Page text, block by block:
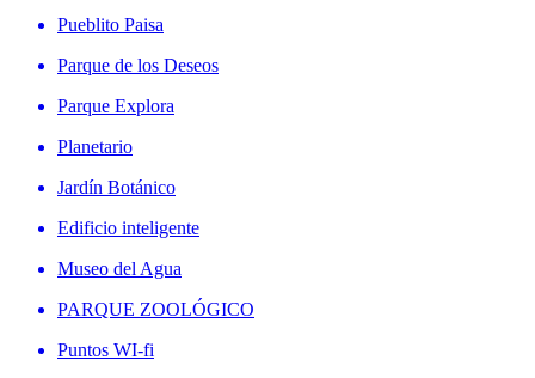
Pueblito Paisa
Parque de los Deseos
Parque Explora
Planetario
Jardín Botánico
Edificio inteligente
Museo del Agua
PARQUE ZOOLÓGICO
Puntos WI-fi